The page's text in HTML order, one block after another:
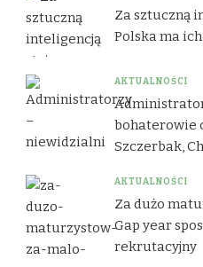
Za sztuczną
Polska ma
AKTUALNOŚCI
bohaterowie
Szczerbak,
AKTUALNOŚCI
Za dużo
Gap year
rekrutacyjny